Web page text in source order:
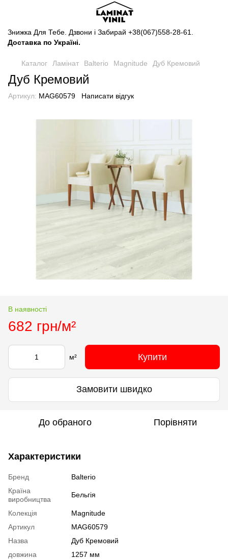
Знижка Для Тебе. Дзвони і Забирай +38(067)558-28-61
Доставка по Україні.
Каталог Ламінат Balterio Magnitude Дуб Кремовий
Дуб Кремовий
Артикул: MAG60579 Написати відгук
В наявності
682 грн/м²
м² Купити
Замовити швидко
До обраного Порівняти
Характеристики
Бренд
Balterio
Країна
виробництва
Бельгія
Колекція
Magnitude
Артикул
MAG60579
Назва
Дуб Кремовий
довжина
1257 мм